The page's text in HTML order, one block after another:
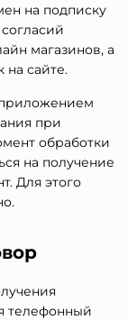
на подписку
магазинов, а
на сайте.
при
обработки
на получение
Для этого
телефонный